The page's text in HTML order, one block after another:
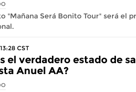
"Mañana Será Bonito Tour" será el
13:28 CST
el verdadero estado de
Anuel AA?